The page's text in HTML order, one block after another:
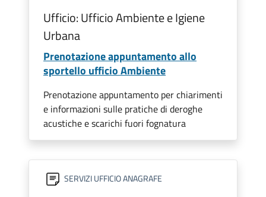
Ufficio: Ufficio Ambiente e Igiene
Urbana
Prenotazione appuntamento allo
sportello ufficio Ambiente
Prenotazione appuntamento per chiarimenti
e informazioni sulle pratiche di deroghe
acustiche e scarichi fuori fognatura
SERVIZI UFFICIO ANAGRAFE